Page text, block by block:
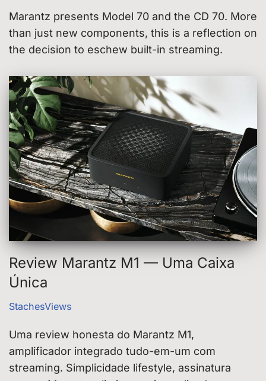
Marantz presents Model 70 and the CD 70. More
than just new components, this is a reflection on
the decision to eschew built-in streaming.
Review Marantz M1 — Uma Caixa
Única
StachesViews
Uma review honesta do Marantz M1,
amplificador integrado tudo-em-um com
streaming. Simplicidade lifestyle, assinatura